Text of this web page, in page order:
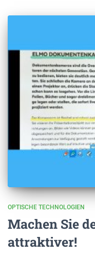
OPTISCHE TECHNOLOGIEN
Machen Sie
attraktiver!